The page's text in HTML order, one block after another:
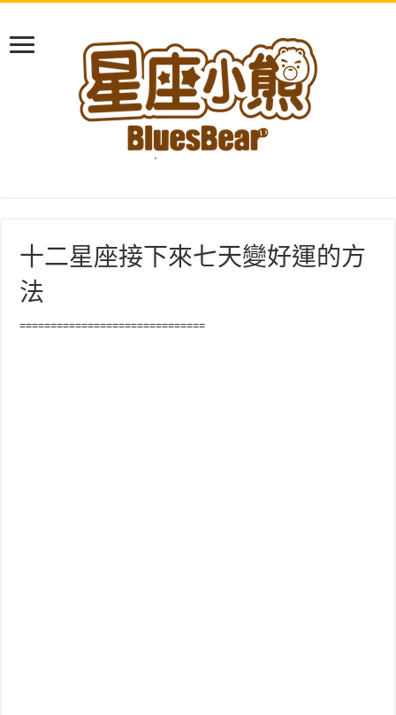
十二星座接下來七天變好運的方
法
==============================